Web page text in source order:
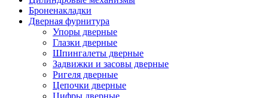
Броненакладки
Дверная фурнитура
Упоры дверные
Глазки дверные
Шпингалеты дверные
Задвижки и засовы дверные
Ригеля дверные
Цепочки дверные
Цифры дверные